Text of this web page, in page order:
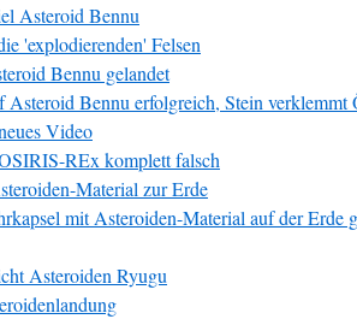
Asteroid Bennu
'explodierenden' Felsen
Bennu gelandet
Asteroid Bennu erfolgreich, Stein verklemmt
Video
REx komplett falsch
Material zur Erde
mit Asteroiden-Material auf der Erde
Asteroiden Ryugu